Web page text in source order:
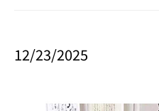
12/23/2025